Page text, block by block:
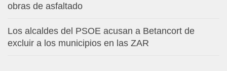
obras de asfaltado
Los alcaldes del PSOE acusan a Betancort de
excluir a los municipios en las ZAR